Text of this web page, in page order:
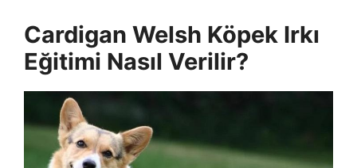
Cardigan Welsh Köpek Irkı
Eğitimi Nasıl Verilir?